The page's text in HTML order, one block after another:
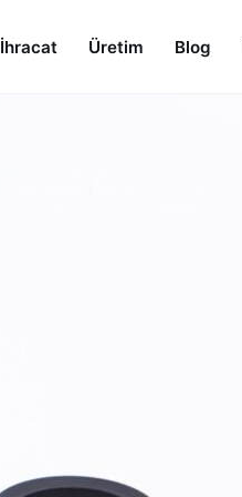
İhracat Üretim Blog